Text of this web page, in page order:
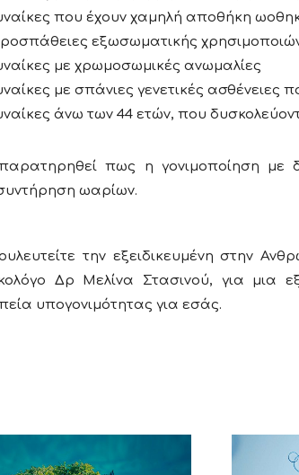
που έχουν χαμηλή αποθήκη
εξωσωματικής
με χρωμοσωμικές ανωμαλίες
με σπάνιες γενετικές ασθένειες
άνω των 44 ετών, που
πως η γονιμοποίηση με
ωαρίων.
την εξειδικευμένη στην
Δρ Μελίνα Στασινού, για μια
υπογονιμότητας για εσάς.